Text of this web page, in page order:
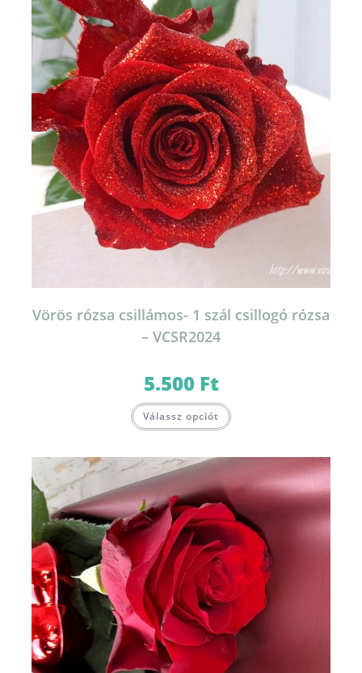
Vörös rózsa csillámos- 1 szál csillogó rózsa
– VCSR2024
5.500 Ft
Válassz opciót